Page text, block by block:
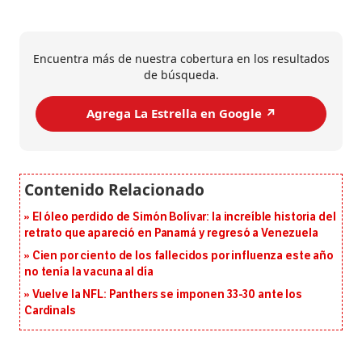
Encuentra más de nuestra cobertura en los resultados
de búsqueda.
Agrega La Estrella en Google ↗️
El óleo perdido de Simón Bolívar: la increíble historia del
retrato que apareció en Panamá y regresó a Venezuela
Cien por ciento de los fallecidos por influenza este año
no tenía la vacuna al día
Vuelve la NFL: Panthers se imponen 33-30 ante los
Cardinals